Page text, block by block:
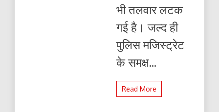
भी तलवार लटक
गई है। जल्द ही
पुलिस मजिस्ट्रेट
के समक्ष...
Read More